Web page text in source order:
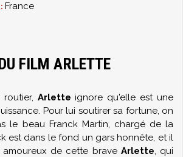
France
FILM ARLETTE
Arlette ignore qu'elle est une
Pour lui soutirer sa fortune, on
le beau Franck Martin, chargé de la
est dans le fond un gars honnête, et il
de cette brave Arlette, qui